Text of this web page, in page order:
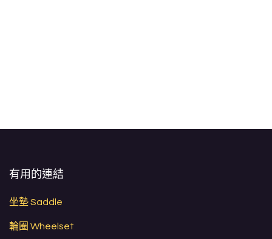
有用的連結
坐墊 Saddle
輪圈 Wheelset